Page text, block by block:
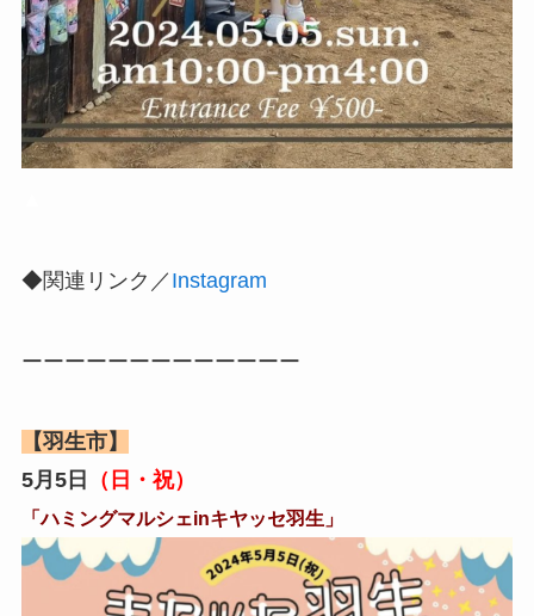
◆関連リンク／ Instagram
ーーーーーーーーーーーーー
【羽生市】
5月5日
（日・祝）
「ハミングマルシェinキヤッセ羽生」